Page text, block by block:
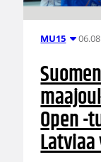
MU15
Open -